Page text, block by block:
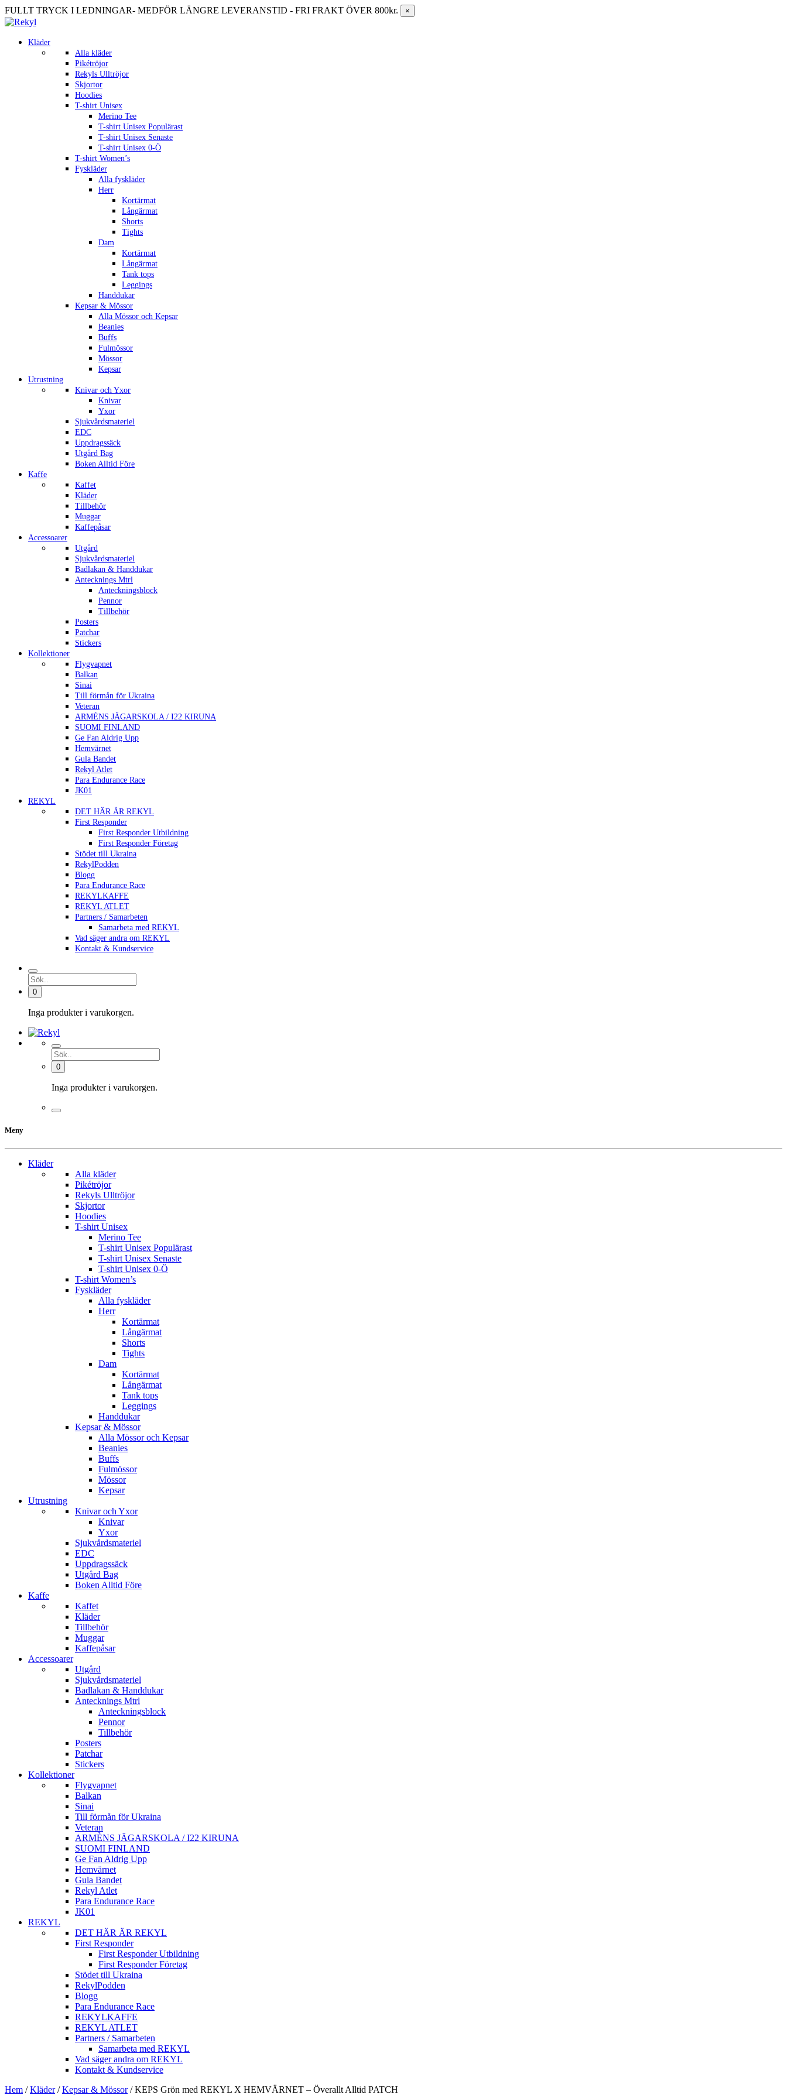
FULLT TRYCK I LEDNINGAR- MEDFÖR LÄNGRE LEVERANSTID - FRI FRAKT ÖVER 800kr. ×
Kläder
Alla kläder
Pikétröjor
Rekyls Ulltröjor
Skjortor
Hoodies
T-shirt Unisex
Merino Tee
T-shirt Unisex Populärast
T-shirt Unisex Senaste
T-shirt Unisex 0-Ö
T-shirt Women’s
Fyskläder
Alla fyskläder
Herr
Kortärmat
Långärmat
Shorts
Tights
Dam
Kortärmat
Långärmat
Tank tops
Leggings
Handdukar
Kepsar & Mössor
Alla Mössor och Kepsar
Beanies
Buffs
Fulmössor
Mössor
Kepsar
Utrustning
Knivar och Yxor
Knivar
Yxor
Sjukvårdsmateriel
EDC
Uppdragssäck
Utgård Bag
Boken Alltid Före
Kaffe
Kaffet
Kläder
Tillbehör
Muggar
Kaffepåsar
Accessoarer
Utgård
Sjukvårdsmateriel
Badlakan & Handdukar
Antecknings Mtrl
Anteckningsblock
Pennor
Tillbehör
Posters
Patchar
Stickers
Kollektioner
Flygvapnet
Balkan
Sinai
Till förmån för Ukraina
Veteran
ARMÈNS JÄGARSKOLA / I22 KIRUNA
SUOMI FINLAND
Ge Fan Aldrig Upp
Hemvärnet
Gula Bandet
Rekyl Atlet
Para Endurance Race
JK01
REKYL
DET HÄR ÄR REKYL
First Responder
First Responder Utbildning
First Responder Företag
Stödet till Ukraina
RekylPodden
Blogg
Para Endurance Race
REKYLKAFFE
REKYL ATLET
Partners / Samarbeten
Samarbeta med REKYL
Vad säger andra om REKYL
Kontakt & Kundservice
0
Inga produkter i varukorgen.
0
Inga produkter i varukorgen.
Meny
Kläder
Alla kläder
Pikétröjor
Rekyls Ulltröjor
Skjortor
Hoodies
T-shirt Unisex
Merino Tee
T-shirt Unisex Populärast
T-shirt Unisex Senaste
T-shirt Unisex 0-Ö
T-shirt Women’s
Fyskläder
Alla fyskläder
Herr
Kortärmat
Långärmat
Shorts
Tights
Dam
Kortärmat
Långärmat
Tank tops
Leggings
Handdukar
Kepsar & Mössor
Alla Mössor och Kepsar
Beanies
Buffs
Fulmössor
Mössor
Kepsar
Utrustning
Knivar och Yxor
Knivar
Yxor
Sjukvårdsmateriel
EDC
Uppdragssäck
Utgård Bag
Boken Alltid Före
Kaffe
Kaffet
Kläder
Tillbehör
Muggar
Kaffepåsar
Accessoarer
Utgård
Sjukvårdsmateriel
Badlakan & Handdukar
Antecknings Mtrl
Anteckningsblock
Pennor
Tillbehör
Posters
Patchar
Stickers
Kollektioner
Flygvapnet
Balkan
Sinai
Till förmån för Ukraina
Veteran
ARMÈNS JÄGARSKOLA / I22 KIRUNA
SUOMI FINLAND
Ge Fan Aldrig Upp
Hemvärnet
Gula Bandet
Rekyl Atlet
Para Endurance Race
JK01
REKYL
DET HÄR ÄR REKYL
First Responder
First Responder Utbildning
First Responder Företag
Stödet till Ukraina
RekylPodden
Blogg
Para Endurance Race
REKYLKAFFE
REKYL ATLET
Partners / Samarbeten
Samarbeta med REKYL
Vad säger andra om REKYL
Kontakt & Kundservice
Hem / Kläder / Kepsar & Mössor /KEPS Grön med REKYL X HEMVÄRNET – Överallt Alltid PATCH